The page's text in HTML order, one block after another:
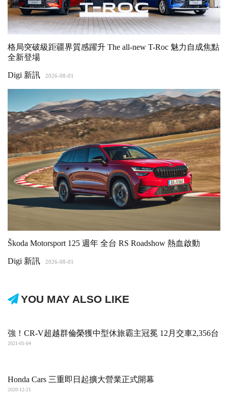
格局突破級距疆界質感躍升 The all-new T-Roc 魅力自成焦點
全新登場
Digi 新訊 2026-08-01
Škoda Motorsport 125 週年 全台 RS Roadshow 熱血啟動
Digi 新訊 2026-08-01
YOU MAY ALSO LIKE
強！CR-V超越群倫榮獲中型休旅霸主冠冕 12月交車2,356台
2021-01-04
Honda Cars 三重即日起擴大營業正式開幕
2020-12-21